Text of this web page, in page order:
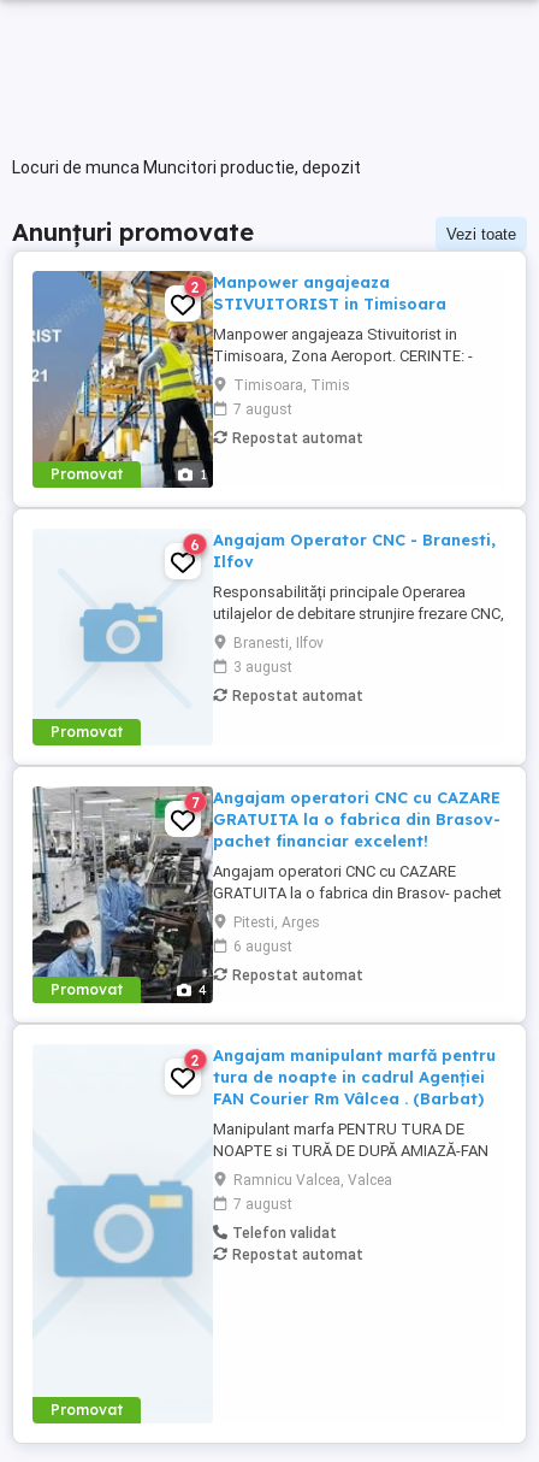
Locuri de munca Muncitori productie, depozit
Anunțuri promovate Vezi toate
Promovat 1
2
Manpower angajeaza
STIVUITORIST in Timisoara
Manpower angajeaza Stivuitorist in
Timisoara, Zona Aeroport. CERINTE: -
disponibilitate de a lucra in 3 si 4
schimburi; - autorizatie ISCIR valabila
pentru stivuitorist; - experienta anterioara
pe un post similar este obligatorie; -
Timisoara, Timis
7 august
Repostat automat
Promovat
6
Angajam Operator CNC - Branesti,
Ilfov
Responsabilități principale Operarea
utilajelor de debitare strunjire frezare CNC,
conform instrucțiunilor tehnice; Verificarea
calității și preciziei produselor finite și
semi-finite; Ajustarea parametrilor mașinii,
dupa caz și întreținerea utilajelor;
Branesti, Ilfov
3 august
Repostat automat
Promovat 4
7
Angajam operatori CNC cu CAZARE
GRATUITA la o fabrica din Brasov-
pachet financiar excelent!
Angajam operatori CNC cu CAZARE
GRATUITA la o fabrica din Brasov- pachet
financiar excelent! Angajam operatori CNC
care au cunostinte de desen tehnic cu
CAZARE GRATUITA la o fabrica din Brasov
- pachet financiar atractiv. Locul de munca
asambleaza componente ...
Pitesti, Arges
6 august
Repostat automat
Promovat
2
Angajam manipulant marfă pentru
tura de noapte in cadrul Agenției
FAN Courier Rm Vâlcea . (Barbat)
Manipulant marfa PENTRU TURA DE
NOAPTE si TURĂ DE DUPĂ AMIAZĂ-FAN
Courier Rm Valcea Candidatul ideal
Persoana serioasa, constiincioasa, de
incredere Rezistenta la munca fizica
presupusa de manipularea marfii din
depozit, descarcare incarcare Studii:
Ramnicu Valcea, Valcea
7 august
Telefon validat
Repostat automat